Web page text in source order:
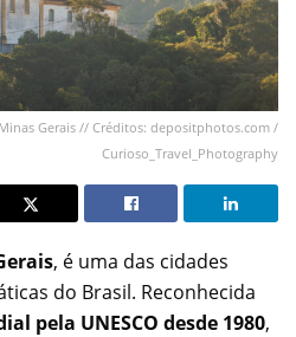
Gerais // Créditos: depositphotos.com /
Curioso_Travel_Photography
, é uma das cidades
do Brasil. Reconhecida
pela UNESCO desde 1980,